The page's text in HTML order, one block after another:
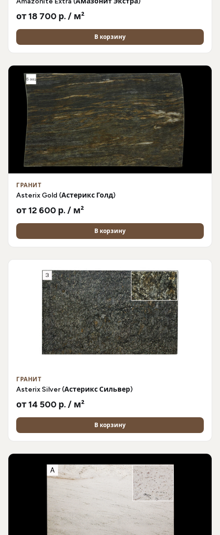
от 18 700 р. / м²
В корзину
ГРАНИТ
Asterix Gold (Астерикс Голд)
от 12 600 р. / м²
В корзину
ГРАНИТ
Asterix Silver (Астерикс Сильвер)
от 14 500 р. / м²
В корзину